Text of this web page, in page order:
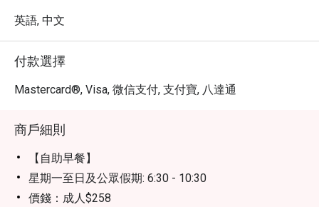
英語, 中文
付款選擇
Mastercard®, Visa, 微信支付, 支付寶, 八達通
商戶細則
【自助早餐】
星期一至日及公眾假期: 6:30 - 10:30
價錢：成人$258